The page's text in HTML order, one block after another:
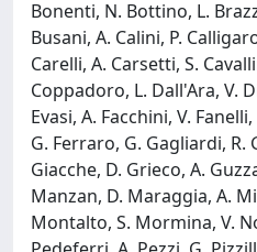
Bonenti, N. Bottino, L.
Busani, A. Calini, P.
Carelli, A. Carsetti, S.
Coppadoro, L. Dall'Ara, V.
Evasi, A. Facchini, V.
G. Ferraro, G. Gagliardi, R.
Giacche, D. Grieco, A.
Manzan, D. Maraggia, A.
Montalto, S. Mormina, V.